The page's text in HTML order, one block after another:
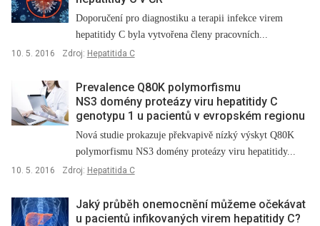
Doporučení pro diagnostiku a terapii infekce virem
hepatitidy C byla vytvořena členy pracovních...
10. 5. 2016 Zdroj: Hepatitida C
Prevalence Q80K polymorfismu
NS3 domény proteázy viru hepatitidy C
genotypu 1 u pacientů v evropském regionu
Nová studie prokazuje překvapivě nízký výskyt Q80K
polymorfismu NS3 domény proteázy viru hepatitidy...
10. 5. 2016 Zdroj: Hepatitida C
Jaký průběh onemocnění můžeme očekávat
u pacientů infikovaných virem hepatitidy C?